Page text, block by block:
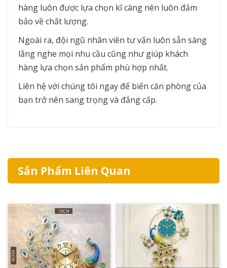
hàng luôn được lựa chọn kĩ càng nên luôn đảm
bảo về chất lượng.
Ngoài ra, đội ngũ nhân viên tư vấn luôn sẵn sàng
lắng nghe mọi nhu cầu cũng như giúp khách
hàng lựa chọn sản phẩm phù hợp nhất.
Liên hệ với chúng tôi ngay để biến căn phòng của
bạn trở nên sang trọng và đẳng cấp.
Sản Phẩm Liên Quan